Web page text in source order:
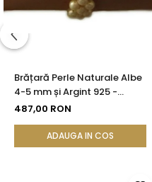
Brățară Perle Naturale Albe
4-5 mm și Argint 925 -
Delicate Beauty |
487,00 RON
ADAUGA IN COS